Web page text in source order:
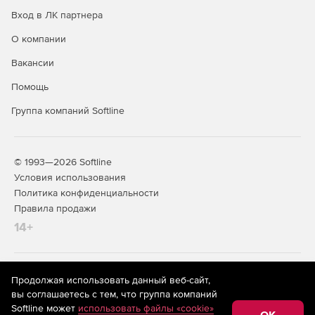
Вход в ЛК партнера
О компании
Вакансии
Помощь
Группа компаний Softline
© 1993—2026 Softline
Условия использования
Политика конфиденциальности
Правила продажи
14+
На информационном ресурсе store.softline.ru применяются
рекомендательные технологии
(информационные технологии
предоставления информации на основе сбора,
систематизации и анализа сведений, относящихся к
Продолжая использовать данный веб-сайт,
вы соглашаетесь с тем, что группа компаний
Softline может использовать файлы «cookie»